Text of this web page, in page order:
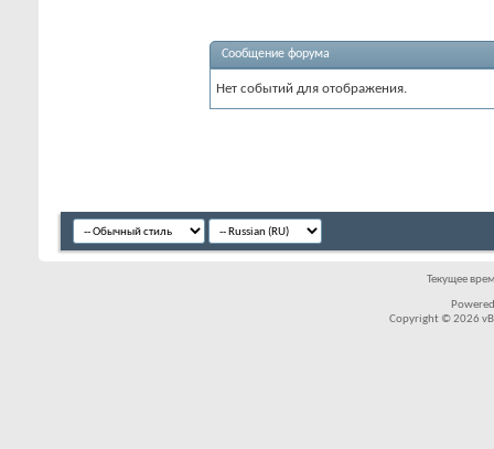
Сообщение форума
Нет событий для отображения.
Текущее
Copyright © 2026